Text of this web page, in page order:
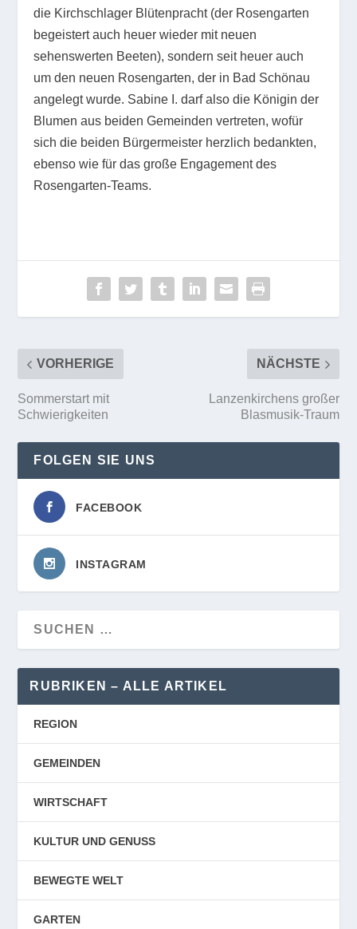
die Kirchschlager Blütenpracht (der Rosengarten
begeistert auch heuer wieder mit neuen
sehenswerten Beeten), sondern seit heuer auch
um den neuen Rosengarten, der in Bad Schönau
angelegt wurde. Sabine I. darf also die Königin der
Blumen aus beiden Gemeinden vertreten, wofür
sich die beiden Bürgermeister herzlich bedankten,
ebenso wie für das große Engagement des
Rosengarten-Teams.
VORHERIGE
Sommerstart mit
Schwierigkeiten
NÄCHSTE
Lanzenkirchens großer
Blasmusik-Traum
FOLGEN SIE UNS
FACEBOOK
INSTAGRAM
RUBRIKEN – ALLE ARTIKEL
REGION
GEMEINDEN
WIRTSCHAFT
KULTUR UND GENUSS
BEWEGTE WELT
GARTEN